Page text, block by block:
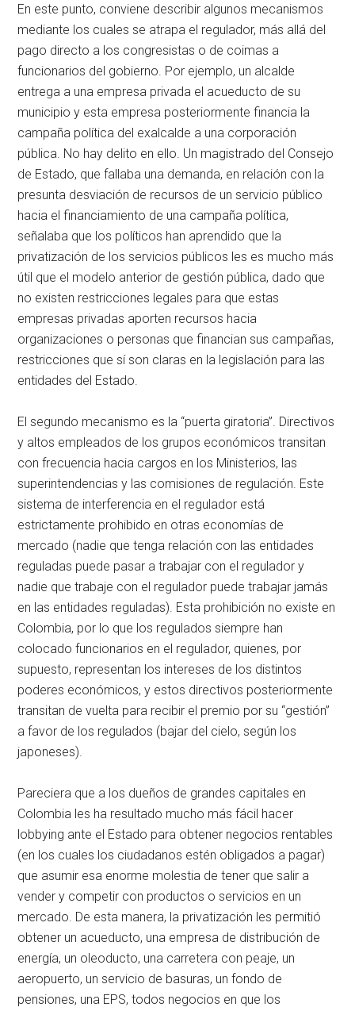
En este punto, conviene describir algunos mecanismos
mediante los cuales se atrapa el regulador, más allá del
pago directo a los congresistas o de coimas a
funcionarios del gobierno. Por ejemplo, un alcalde
entrega a una empresa privada el acueducto de su
municipio y esta empresa posteriormente financia la
campaña política del exalcalde a una corporación
pública. No hay delito en ello. Un magistrado del Consejo
de Estado, que fallaba una demanda, en relación con la
presunta desviación de recursos de un servicio público
hacia el financiamiento de una campaña política,
señalaba que los políticos han aprendido que la
privatización de los servicios públicos les es mucho más
útil que el modelo anterior de gestión pública, dado que
no existen restricciones legales para que estas
empresas privadas aporten recursos hacia
organizaciones o personas que financian sus campañas,
restricciones que sí son claras en la legislación para las
entidades del Estado.
El segundo mecanismo es la “puerta giratoria”. Directivos
y altos empleados de los grupos económicos transitan
con frecuencia hacia cargos en los Ministerios, las
superintendencias y las comisiones de regulación. Este
sistema de interferencia en el regulador está
estrictamente prohibido en otras economías de
mercado (nadie que tenga relación con las entidades
reguladas puede pasar a trabajar con el regulador y
nadie que trabaje con el regulador puede trabajar jamás
en las entidades reguladas). Esta prohibición no existe en
Colombia, por lo que los regulados siempre han
colocado funcionarios en el regulador, quienes, por
supuesto, representan los intereses de los distintos
poderes económicos, y estos directivos posteriormente
transitan de vuelta para recibir el premio por su “gestión”
a favor de los regulados (bajar del cielo, según los
japoneses).
Pareciera que a los dueños de grandes capitales en
Colombia les ha resultado mucho más fácil hacer
lobbying ante el Estado para obtener negocios rentables
(en los cuales los ciudadanos estén obligados a pagar)
que asumir esa enorme molestia de tener que salir a
vender y competir con productos o servicios en un
mercado. De esta manera, la privatización les permitió
obtener un acueducto, una empresa de distribución de
energía, un oleoducto, una carretera con peaje, un
aeropuerto, un servicio de basuras, un fondo de
pensiones, una EPS, todos negocios en que los